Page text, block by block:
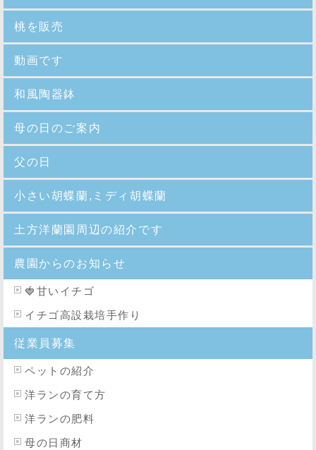
桃を販売
動画です
和風陶器鉢
母の日のご案内
父の日
小さい胡蝶蘭,ミディ胡蝶蘭
土方洋蘭園周辺の紹介です
農園からのお知らせ
🍓 甘いイチゴ
イチゴ高設栽培手作り
従業員募集
ペットの紹介
洋ランの育て方
洋ランの肥料
母の日商材